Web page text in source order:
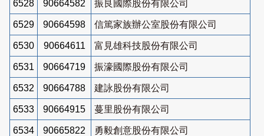
6528 90664582 振良國際股份有限公司
6529 90664598 信篤家族辦公室股份有限公司
6530 90664611 富見雄科技股份有限公司
6531 90664719 振濠國際股份有限公司
6532 90664788 建詠股份有限公司
6533 90664915 蔓里股份有限公司
6534 90665822 勇毅創意股份有限公司